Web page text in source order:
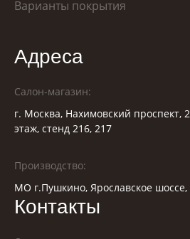
Варианты покрытия
Адреса
Салон-магазин:
г. Москва, Нахимовский проспект,
этаж, стенд 216, 217
Производство:
МО г.Пушкино, Ярославское шоссе,
Контакты